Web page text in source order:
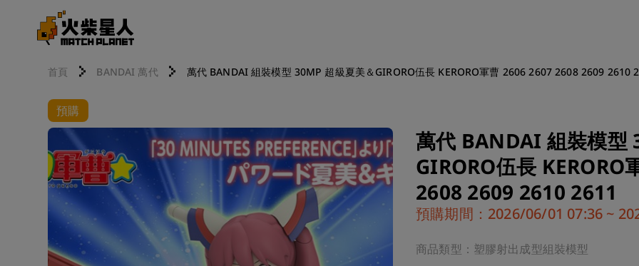
首頁 BANDAI 萬代 萬代 BANDAI 組裝模型 30MP 超級夏美＆GIRORO伍長 KERORO軍曹 2606 2607 2608 2609 2610
預購
萬代 BANDAI 組裝模型
GIRORO伍長 KERORO
2608 2609 2610 2611
預購期間：2026/06/01 07:36 ~
商品類型：塑膠射出成型組裝模型